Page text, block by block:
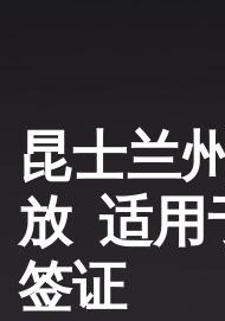
昆士兰
放 适用
签证